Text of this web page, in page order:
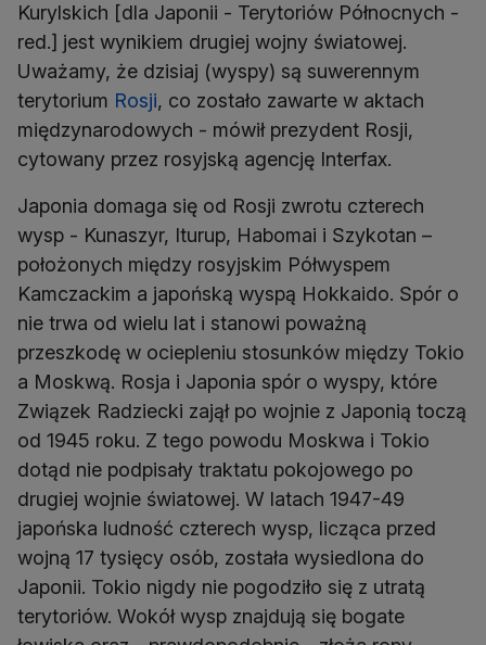
Kurylskich [dla Japonii - Terytoriów Północnych -
red.] jest wynikiem drugiej wojny światowej.
Uważamy, że dzisiaj (wyspy) są suwerennym
terytorium Rosji, co zostało zawarte w aktach
międzynarodowych - mówił prezydent Rosji,
cytowany przez rosyjską agencję Interfax.
Japonia domaga się od Rosji zwrotu czterech
wysp - Kunaszyr, Iturup, Habomai i Szykotan –
położonych między rosyjskim Półwyspem
Kamczackim a japońską wyspą Hokkaido. Spór o
nie trwa od wielu lat i stanowi poważną
przeszkodę w ociepleniu stosunków między Tokio
a Moskwą. Rosja i Japonia spór o wyspy, które
Związek Radziecki zajął po wojnie z Japonią toczą
od 1945 roku. Z tego powodu Moskwa i Tokio
dotąd nie podpisały traktatu pokojowego po
drugiej wojnie światowej. W latach 1947-49
japońska ludność czterech wysp, licząca przed
wojną 17 tysięcy osób, została wysiedlona do
Japonii. Tokio nigdy nie pogodziło się z utratą
terytoriów. Wokół wysp znajdują się bogate